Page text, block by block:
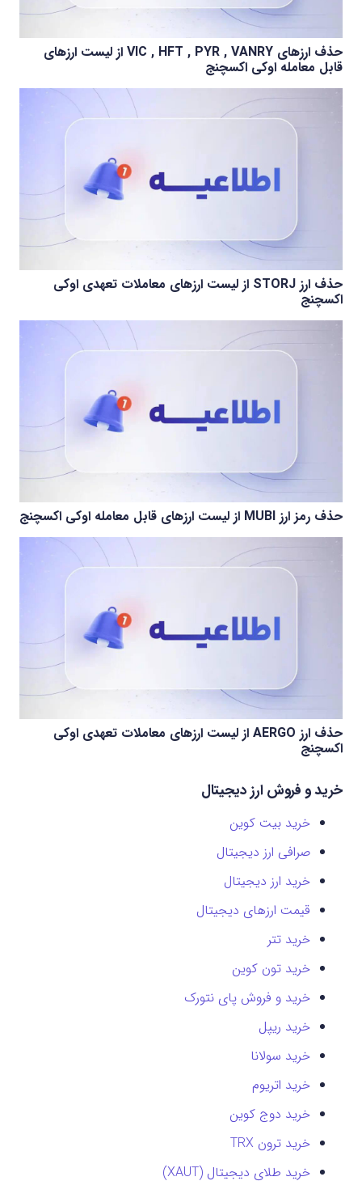
حذف ارزهای VIC , HFT , PYR , VANRY از لیست ارزهای
قابل معامله اوکی اکسچنج
حذف ارز STORJ از لیست ارزهای معاملات تعهدی اوکی
اکسچنج
حذف رمز ارز MUBI از لیست ارزهای قابل معامله اوکی اکسچنج
حذف ارز AERGO از لیست ارزهای معاملات تعهدی اوکی
اکسچنج
خرید و فروش ارز دیجیتال
خرید بیت کوین
صرافی ارز دیجیتال
خرید ارز دیجیتال
قیمت ارزهای دیجیتال
خرید تتر
خرید تون کوین
خرید و فروش پای نتورک
خرید ریپل
خرید سولانا
خرید اتریوم
خرید دوج کوین
خرید ترون TRX
خرید طلای دیجیتال (XAUT)